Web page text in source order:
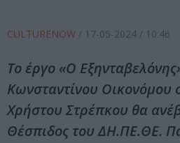
CULTURENOW / 17-05-2024 / 10:46
Το έργο «Ο
Κωνσταντίνου Οικονόμου
Χρήστου Στρέπκου θα
Θέσπιδος του ΔΗ.ΠΕ.ΘΕ.